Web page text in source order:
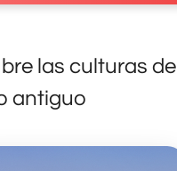
las culturas del
antiguo